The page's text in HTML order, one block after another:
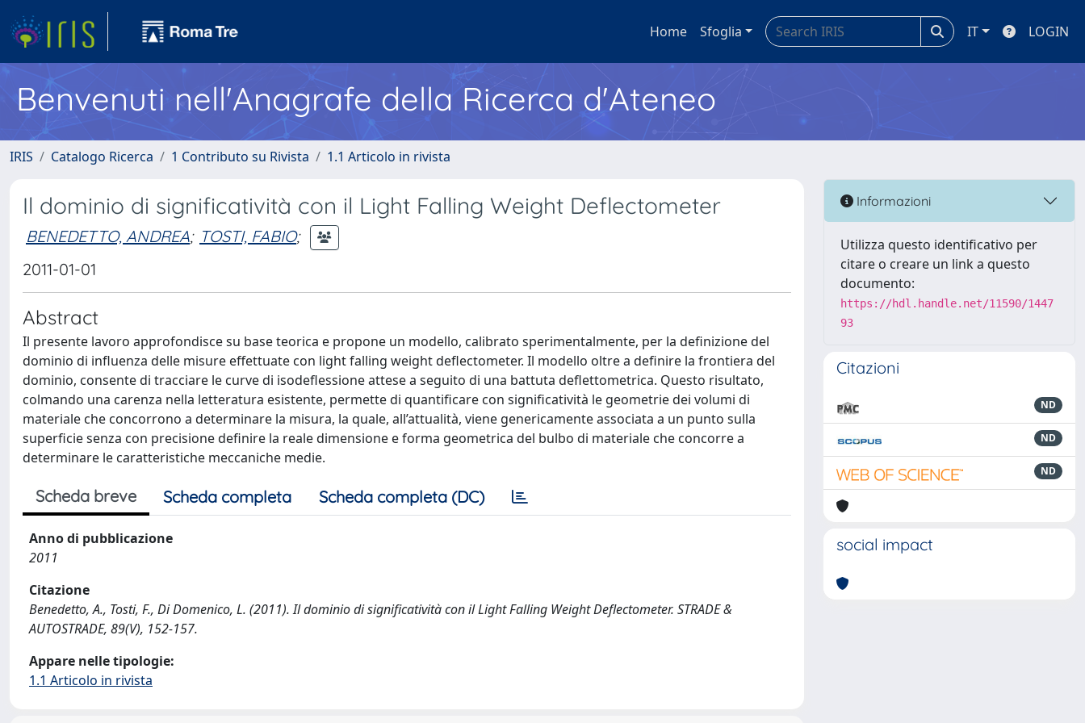
Home Sfoglia IT LOGIN
Benvenuti nell'Anagrafe della Ricerca d'Ateneo
IRIS Catalogo Ricerca 1 Contributo su Rivista 1.1 Articolo in rivista
Il dominio di significatività con il Light Falling Weight Deflectometer
BENEDETTO, ANDREA; TOSTI, FABIO;
2011-01-01
Abstract
Il presente lavoro approfondisce su base teorica e propone un modello, calibrato sperimentalmente, per la definizione del
dominio di influenza delle misure effettuate con light falling weight deflectometer. Il modello oltre a definire la frontiera del
dominio, consente di tracciare le curve di isodeflessione attese a seguito di una battuta deflettometrica. Questo risultato,
colmando una carenza nella letteratura esistente, permette di quantificare con significatività le geometrie dei volumi di
materiale che concorrono a determinare la misura, la quale, all’attualità, viene genericamente associata a un punto sulla
superficie senza con precisione definire la reale dimensione e forma geometrica del bulbo di materiale che concorre a
determinare le caratteristiche meccaniche medie.
Scheda breve Scheda completa Scheda completa (DC)
Anno di pubblicazione
2011
Citazione
Benedetto, A., Tosti, F., Di Domenico, L. (2011). Il dominio di significatività con il Light Falling Weight Deflectometer. STRADE &
AUTOSTRADE, 89(V), 152-157.
Appare nelle tipologie:
1.1 Articolo in rivista
Informazioni
Utilizza questo identificativo per
citare o creare un link a questo
documento:
https://hdl.handle.net/11590/1447
93
Citazioni
ND
ND
ND
social impact